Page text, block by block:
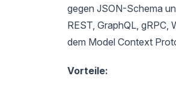
gegen JSON-Schema
REST, GraphQL,
dem Model Context
Vorteile: